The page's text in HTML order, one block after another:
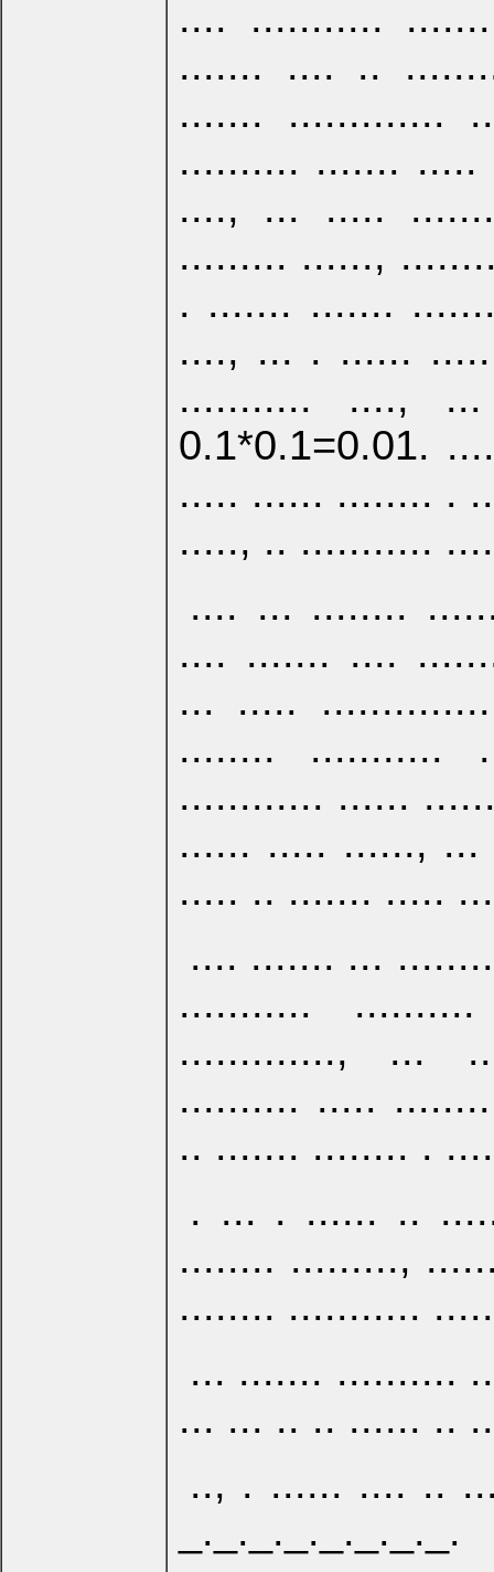
.... ...........
....... .... ..
....... .............
.......... .......
...., ... .....
......... ......,
. ....... .......
...., ... . ......
........... ....,
0.1*0.1=0.01.
..... ...... ........ .
....., .. ...........
.... ... ........
.... ....... ....
... .....
........ ...........
............ ......
...... ..... ......,
..... .. ....... .....
.... ....... ...
...........
............., ...
.......... .....
.. ....... ........ .
. ... . ...... ..
........ .........,
........ ...........
... ....... ..........
... ... .. .. ...... ..
.., . ...... .... ..
_._._._._._._._.